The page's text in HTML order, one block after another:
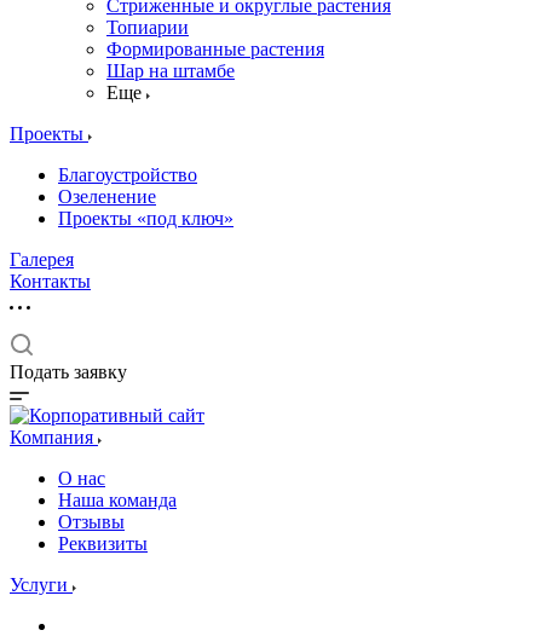
Стриженные и округлые растения
Топиарии
Формированные растения
Шар на штамбе
Еще
Проекты
Благоустройство
Озеленение
Проекты «под ключ»
Галерея
Контакты
Подать заявку
Компания
О нас
Наша команда
Отзывы
Реквизиты
Услуги